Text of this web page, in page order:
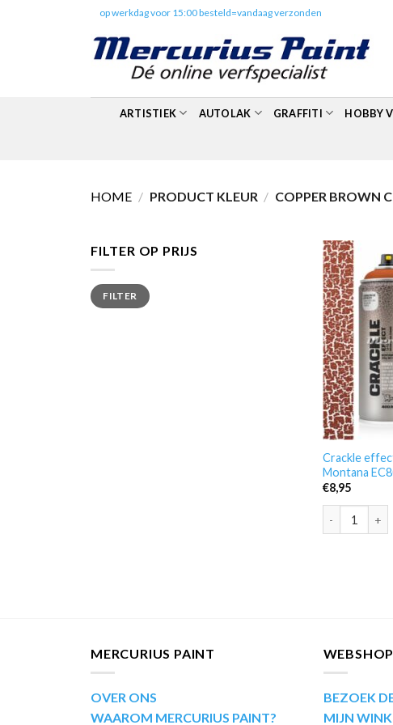
op werkdag voor 15:00 besteld=vandaag verzonden
ARTISTIEK AUTOLAK GRAFFITI HOBBY
HOME / PRODUCT KLEUR / COPPER BROWN
FILTER OP PRIJS
Min.
prijs
Max.
prijsFILTER
Crackle
Montana
€8,95
Crackle
MERCURIUS PAINT
OVER ONS
WAAROM MERCURIUS PAINT?
WEBSHOP
BEZOEK
MIJN